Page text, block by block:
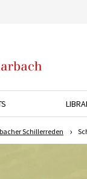
Schillerreden